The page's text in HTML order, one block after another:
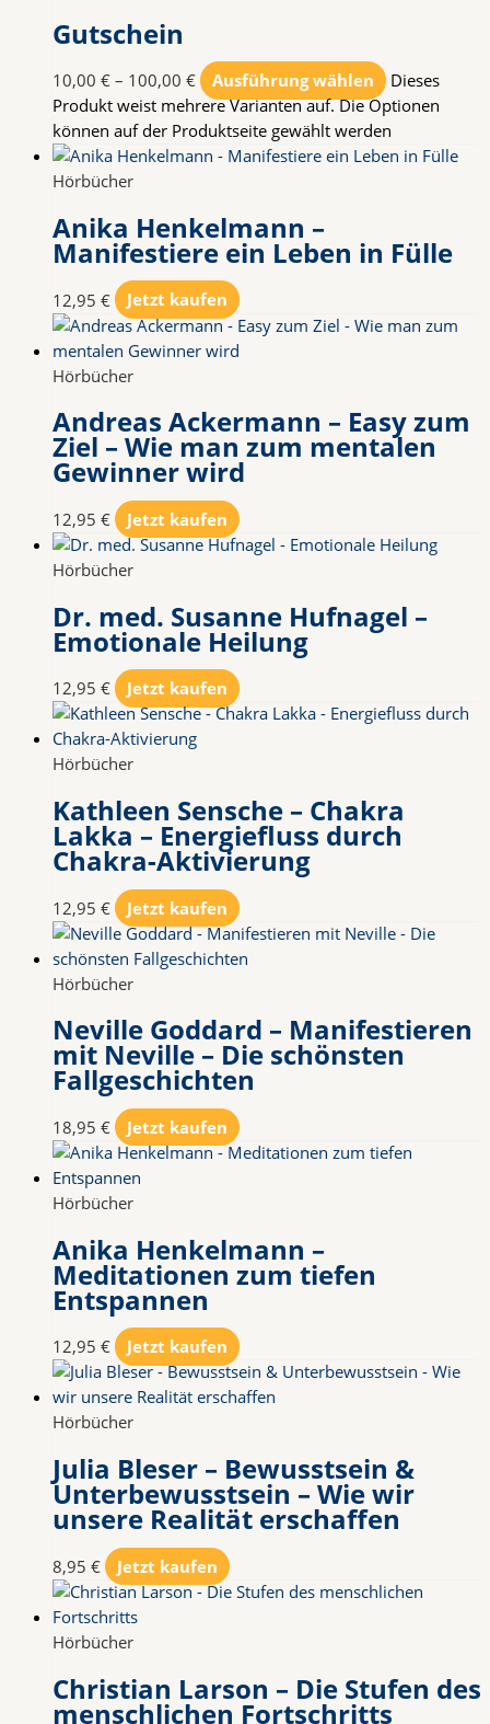
Gutschein
10,00 € – 100,00 € Ausführung wählen
Dieses
Produkt weist mehrere Varianten auf. Die Optionen
können auf der Produktseite gewählt werden
Hörbücher
Anika Henkelmann –
Manifestiere ein Leben in Fülle
12,95 € Jetzt kaufen
Hörbücher
Andreas Ackermann – Easy zum
Ziel – Wie man zum mentalen
Gewinner wird
12,95 € Jetzt kaufen
Hörbücher
Dr. med. Susanne Hufnagel –
Emotionale Heilung
12,95 € Jetzt kaufen
Hörbücher
Kathleen Sensche – Chakra
Lakka – Energiefluss durch
Chakra-Aktivierung
12,95 € Jetzt kaufen
Hörbücher
Neville Goddard – Manifestieren
mit Neville – Die schönsten
Fallgeschichten
18,95 € Jetzt kaufen
Hörbücher
Anika Henkelmann –
Meditationen zum tiefen
Entspannen
12,95 € Jetzt kaufen
Hörbücher
Julia Bleser – Bewusstsein &
Unterbewusstsein – Wie wir
unsere Realität erschaffen
8,95 € Jetzt kaufen
Hörbücher
Christian Larson – Die Stufen des
menschlichen Fortschritts